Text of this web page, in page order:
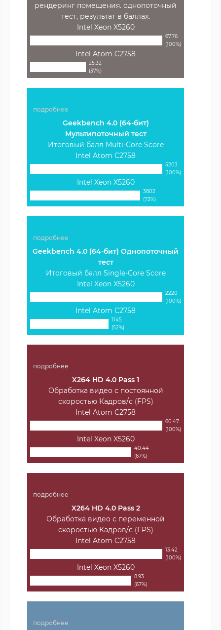
рендеринг помещения. однопоточный
тест, результат в баллах.
Intel Xeon X5260
67.76
(100%)
Intel Atom C2758
25.32
(37%)
подробнее
Geekbench 4.0 (64-бит)
Мультипоточный тест
Итоговый балл Multi-Core Score
Intel Atom C2758
5203
(100%)
Intel Xeon X5260
3802
(73%)
подробнее
Geekbench 4.0 (64-бит) Однопоточный
тест
Итоговый балл Single-Core Score
Intel Xeon X5260
2220
(100%)
Intel Atom C2758
1145
(52%)
подробнее
X264 HD 4.0 Pass 1
Обработка видео с постоянной
скоростью Кадров/с (FPS)
Intel Atom C2758
60.47
(100%)
Intel Xeon X5260
40.44
(67%)
подробнее
X264 HD 4.0 Pass 2
Обработка видео с переменной
скоростью Кадров/с (FPS)
Intel Atom C2758
13.42
(100%)
Intel Xeon X5260
8.93
(67%)
подробнее